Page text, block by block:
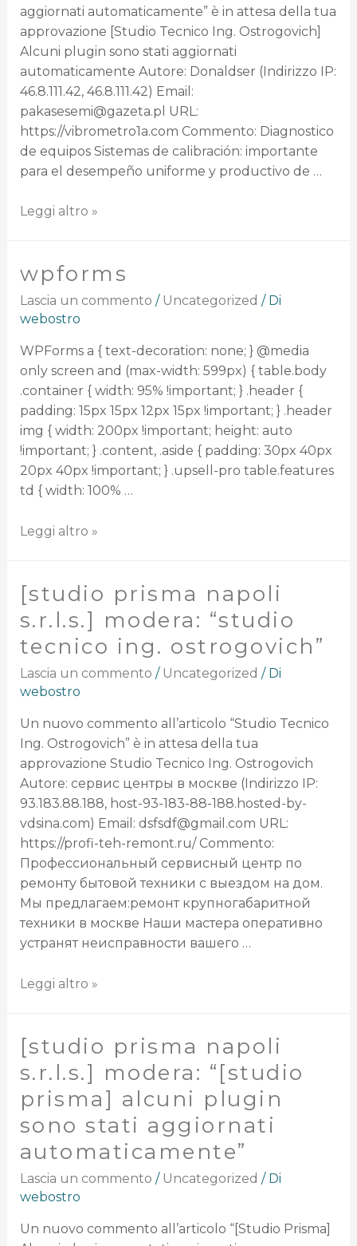
aggiornati automaticamente” è in attesa della tua
approvazione [Studio Tecnico Ing. Ostrogovich]
Alcuni plugin sono stati aggiornati
automaticamente Autore: Donaldser (Indirizzo IP:
46.8.111.42, 46.8.111.42) Email:
pakasesemi@gazeta.pl URL:
https://vibrometro1a.com Commento: Diagnostico
de equipos Sistemas de calibración: importante
para el desempeño uniforme y productivo de …
Leggi altro »
wpforms
Lascia un commento / Uncategorized / Di
webostro
WPForms a { text-decoration: none; } @media
only screen and (max-width: 599px) { table.body
.container { width: 95% !important; } .header {
padding: 15px 15px 12px 15px !important; } .header
img { width: 200px !important; height: auto
!important; } .content, .aside { padding: 30px 40px
20px 40px !important; } .upsell-pro table.features
td { width: 100% …
Leggi altro »
[studio prisma napoli
s.r.l.s.] modera: “studio
tecnico ing. ostrogovich”
Lascia un commento / Uncategorized / Di
webostro
Un nuovo commento all’articolo “Studio Tecnico
Ing. Ostrogovich” è in attesa della tua
approvazione Studio Tecnico Ing. Ostrogovich
Autore: сервис центры в москве (Indirizzo IP:
93.183.88.188, host-93-183-88-188.hosted-by-
vdsina.com) Email: dsfsdf@gmail.com URL:
https://profi-teh-remont.ru/ Commento:
Профессиональный сервисный центр по
ремонту бытовой техники с выездом на дом.
Мы предлагаем:ремонт крупногабаритной
техники в москве Наши мастера оперативно
устранят неисправности вашего …
Leggi altro »
[studio prisma napoli
s.r.l.s.] modera: “[studio
prisma] alcuni plugin
sono stati aggiornati
automaticamente”
Lascia un commento / Uncategorized / Di
webostro
Un nuovo commento all’articolo “[Studio Prisma]